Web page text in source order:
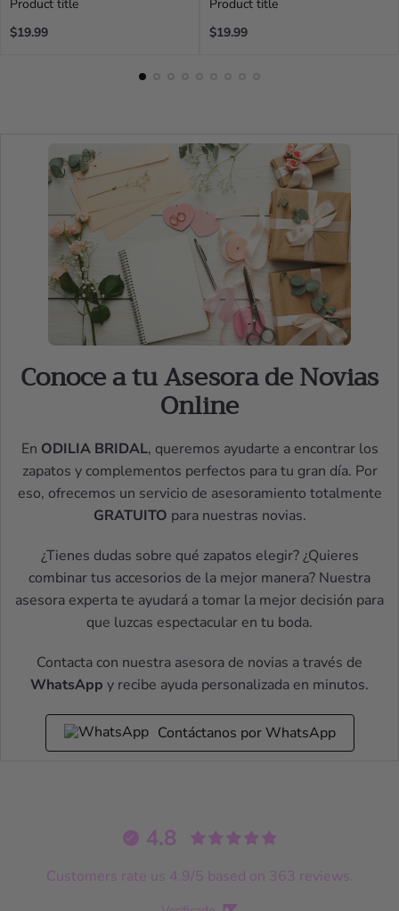
Product title
Regular
$19.99
Product title
Regular
$19.99
Conoce a tu Asesora de Novias
Online
En ODILIA BRIDAL, queremos ayudarte a encontrar los
zapatos y complementos perfectos para tu gran día. Por
eso, ofrecemos un servicio de asesoramiento totalmente
GRATUITO para nuestras novias.
¿Tienes dudas sobre qué zapatos elegir? ¿Quieres
combinar tus accesorios de la mejor manera? Nuestra
asesora experta te ayudará a tomar la mejor decisión para
que luzcas espectacular en tu boda.
Contacta con nuestra asesora de novias a través de
WhatsApp y recibe ayuda personalizada en minutos.
Contáctanos por WhatsApp
4.8
Customers rate us 4.9/5 based on 363 reviews.